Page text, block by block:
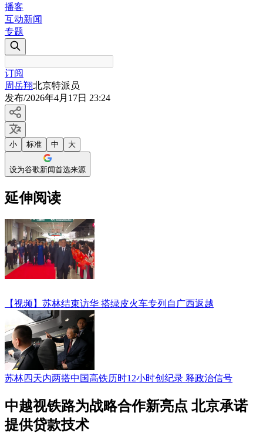
播客
互动新闻
专题
订阅
周岳翔北京特派员
发布/2026年4月17日 23:24
小 标准 中 大
设为谷歌新闻首选来源
延伸阅读
【视频】苏林结束访华 搭绿皮火车专列自广西返越
苏林四天内两搭中国高铁历时12小时创纪录 释政治信号
中越视铁路为战略合作新亮点 北京承诺
提供贷款技术